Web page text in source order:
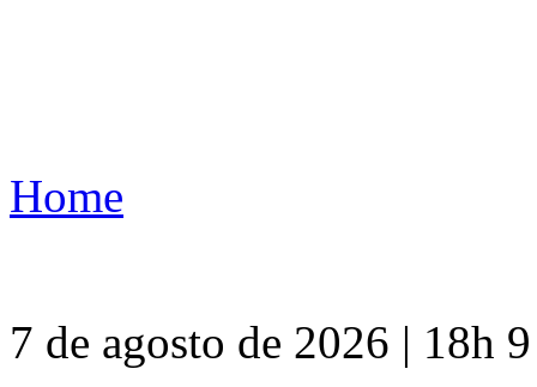
Home
7 de agosto de 2026 | 18h